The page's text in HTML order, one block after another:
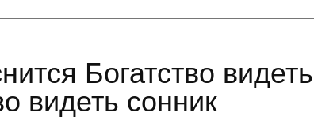
видеть сонник